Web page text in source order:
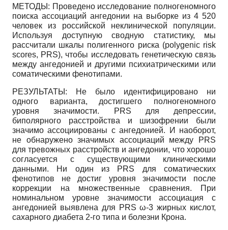
МЕТОДЫ: Проведено исследование полногеномного
поиска ассоциаций ангедонии на выборке из 4 520
человек из российской неклинической популяции.
Используя доступную сводную статистику, мы
рассчитали шкалы полигенного риска (polygenic risk
scores, PRS), чтобы исследовать генетическую связь
между ангедонией и другими психиатрическими или
соматическими фенотипами.
РЕЗУЛЬТАТЫ: Не было идентифицировано ни
одного варианта, достигшего полногеномного
уровня значимости. PRS для депрессии,
биполярного расстройства и шизофрении были
значимо ассоциированы с ангедонией. И наоборот,
не обнаружено значимых ассоциаций между PRS
для тревожных расстройств и ангедонии, что хорошо
согласуется с существующими клиническими
данными. Ни один из PRS для соматических
фенотипов не достиг уровня значимости после
коррекции на множественные сравнения. При
номинальном уровне значимости ассоциация с
ангедонией выявлена для PRS ω-3 жирных кислот,
сахарного диабета 2-го типа и болезни Крона.